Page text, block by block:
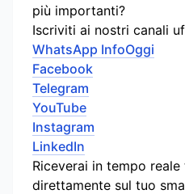
più importanti?
Iscriviti ai nostri canali
WhatsApp InfoOggi
Facebook
Telegram
YouTube
Instagram
LinkedIn
Riceverai in tempo
direttamente sul tuo